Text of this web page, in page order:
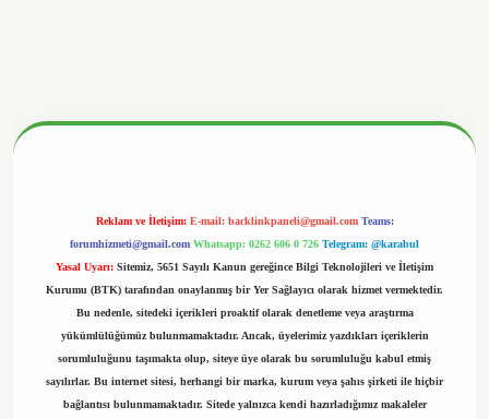
Reklam ve İletişim: E-mail: backlinkpaneli@gmail.com Teams:
forumhizmeti@gmail.com Whatsapp: 0262 606 0 726 Telegram: @karabul
Yasal Uyarı: Sitemiz, 5651 Sayılı Kanun gereğince Bilgi Teknolojileri ve İletişim
Kurumu (BTK) tarafından onaylanmış bir Yer Sağlayıcı olarak hizmet vermektedir.
Bu nedenle, sitedeki içerikleri proaktif olarak denetleme veya araştırma
yükümlülüğümüz bulunmamaktadır. Ancak, üyelerimiz yazdıkları içeriklerin
sorumluluğunu taşımakta olup, siteye üye olarak bu sorumluluğu kabul etmiş
sayılırlar. Bu internet sitesi, herhangi bir marka, kurum veya şahıs şirketi ile hiçbir
bağlantısı bulunmamaktadır. Sitede yalnızca kendi hazırladığımız makaleler